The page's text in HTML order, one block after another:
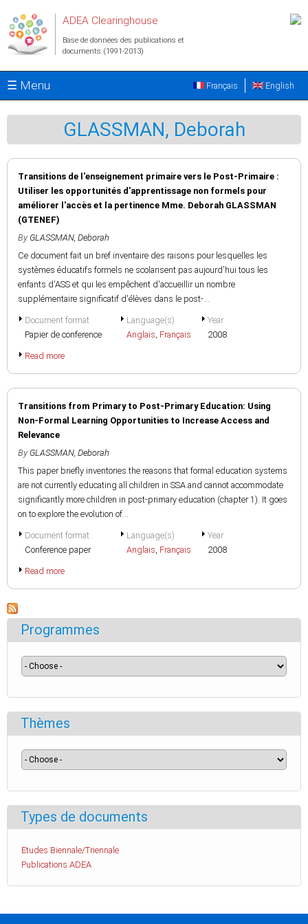
ADEA Clearinghouse
Base de données des publications et
documents (1991-2013)
☰ Menu English
Français
GLASSMAN, Deborah
Transitions de l'enseignement primaire vers le Post-Primaire :
Utiliser les opportunités d'apprentissage non formels pour
améliorer l'accès et la pertinence Mme. Deborah GLASSMAN
(GTENEF)
By GLASSMAN, Deborah
Ce document fait un bref inventaire des raisons pour lesquelles les
systèmes éducatifs formels ne scolarisent pas aujourd'hui tous les
enfants d'ASS et qui les empêchent d'accueillir un nombre
supplémentaire significatif d'élèves dans le post-...
Document format
Papier de conference
Language(s)
Anglais, Français
Year
2008
Read more
Transitions from Primary to Post-Primary Education: Using
Non-Formal Learning Opportunities to Increase Access and
Relevance
By GLASSMAN, Deborah
This paper briefly inventories the reasons that formal education systems
are not currently educating all children in SSA and cannot accommodate
significantly more children in post-primary education (chapter 1). It goes
on to explore the evolution of...
Document format
Conference paper
Language(s)
Anglais, Français
Year
2008
Read more
Programmes
Thèmes
Types de documents
Etudes Biennale/Triennale
Publications ADEA